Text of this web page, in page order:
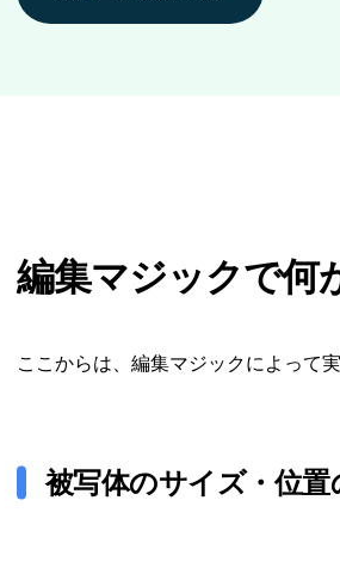
編集マジックで何
ここからは、編集マジックによって
被写体のサイズ・位